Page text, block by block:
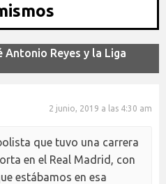
Antonio Reyes y la Liga
2 junio, 2019 a las 4:30 am
que tuvo una carrera
en el Real Madrid, con
estábamos en esa